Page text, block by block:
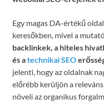
Egy magas DA-értékű
keresőkben, mivel a
backlinkek, a hiteles
és atechnikai SEO
jelenti, hogy az oldalnak
előrébb kerüljön a
növeli az organikus